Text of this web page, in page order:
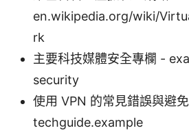
en.wikipedia.org/wiki/
rk
主要科技媒體安全專欄 -
security
使用 VPN 的常見錯誤與避
techguide.example